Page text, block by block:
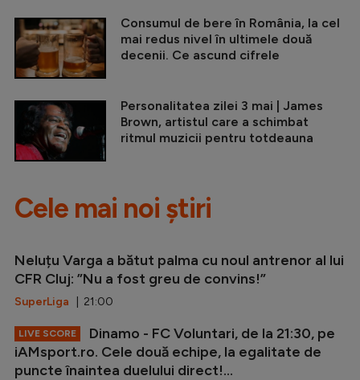
Consumul de bere în România, la cel
mai redus nivel în ultimele două
decenii. Ce ascund cifrele
Personalitatea zilei 3 mai | James
Brown, artistul care a schimbat
ritmul muzicii pentru totdeauna
Cele mai noi știri
Neluțu Varga a bătut palma cu noul antrenor al lui
CFR Cluj: ”Nu a fost greu de convins!”
SuperLiga | 21:00
LIVE SCORE
Dinamo - FC Voluntari, de la 21:30, pe
iAMsport.ro. Cele două echipe, la egalitate de
puncte înaintea duelului direct!...